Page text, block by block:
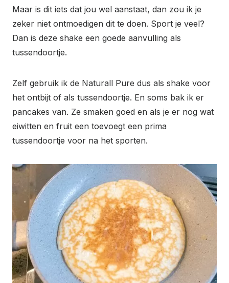
Maar is dit iets dat jou wel aanstaat, dan zou ik je
zeker niet ontmoedigen dit te doen. Sport je veel?
Dan is deze shake een goede aanvulling als
tussendoortje.
Zelf gebruik ik de Naturall Pure dus als shake voor
het ontbijt of als tussendoortje. En soms bak ik er
pancakes van. Ze smaken goed en als je er nog wat
eiwitten en fruit een toevoegt een prima
tussendoortje voor na het sporten.